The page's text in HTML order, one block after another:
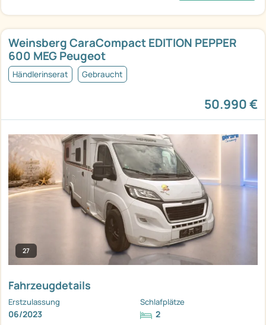
Weinsberg CaraCompact EDITION PEPPER
600 MEG Peugeot
Händlerinserat Gebraucht
50.990 €
27
Fahrzeugdetails
Erstzulassung
06/2023
Schlafplätze
2